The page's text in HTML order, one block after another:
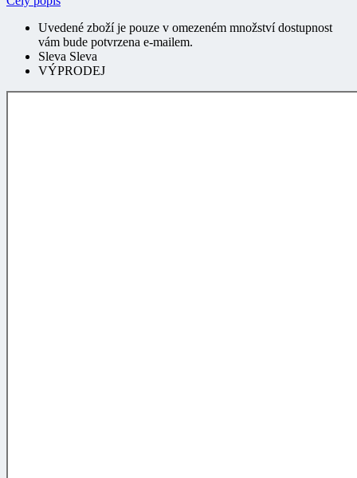
Uvedené zboží je pouze v omezeném množství dostupnost
vám bude potvrzena e-mailem.
Sleva Sleva
VÝPRODEJ